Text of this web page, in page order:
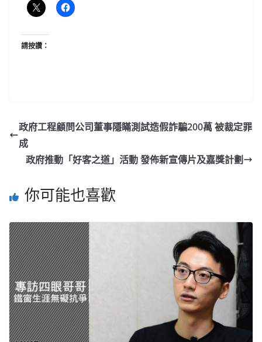
請按讚：
政府工程顧問公司董事隱瞞測試造假詐騙200萬 被裁定罪
成
政府推動「好客之道」活動 發佈新宣傳片及嘉獎計劃
你可能也喜歡